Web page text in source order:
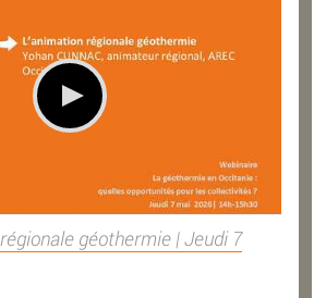
géothermie | Jeudi 7